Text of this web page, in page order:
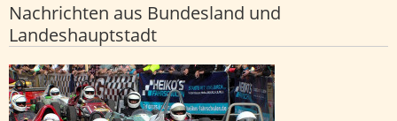
Nachrichten aus Bundesland und
Landeshauptstadt
Kult-Motorsport-Event geht in die nächste Runde: Am 6.
September ist Bergpreis